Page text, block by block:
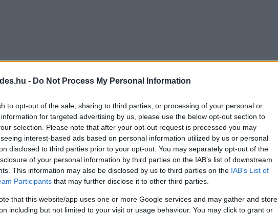
- Do Not Process My Personal Information
to opt-out of the sale, sharing to third parties, or processing of your personal or
for targeted advertising by us, please use the below opt-out section to
selection. Please note that after your opt-out request is processed you may
interest-based ads based on personal information utilized by us or personal
disclosed to third parties prior to your opt-out. You may separately opt-out of the
of your personal information by third parties on the IAB’s list of downstream
This information may also be disclosed by us to third parties on the IAB’s List of
Participants that may further disclose it to other third parties.
that this website/app uses one or more Google services and may gather and store
including but not limited to your visit or usage behaviour. You may click to grant or